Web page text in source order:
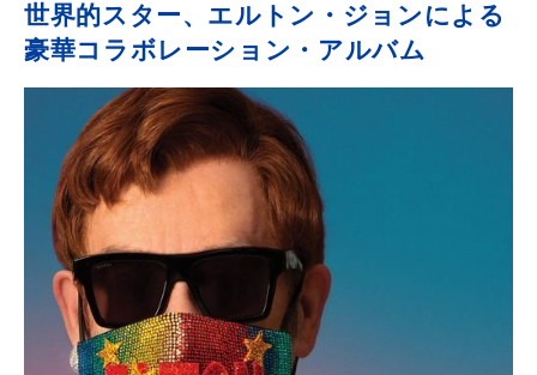
世界的スター、エルトン・ジョンによる
豪華コラボレーション・アルバム